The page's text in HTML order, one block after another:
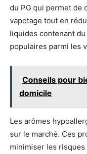
du PG qui permet de
vapotage tout en
liquides contenant
populaires parmi les
Conseils pour
domicile
Les arômes
sur le marché. Ces
minimiser les risques